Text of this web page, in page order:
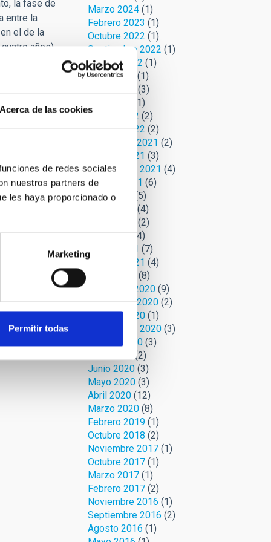
de las cookies
de redes sociales
nuestros partners de
les haya proporcionado o
Marketing
Permitir todas
la fase de
entre la
el de la
años).
lunar y
Marzo 2024(1)
Febrero 2023 (1)
Octubre 2022 (1)
Septiembre 2022 (1)
Agosto 2022 (1)
Junio 2022
(1)
(3)
(1)
Marzo 2022 (2)
Febrero 2022 (2)
Noviembre 2021 (2)
Octubre 2021 (3)
Septiembre 2021 (4)
Agosto 2021 (6)
Julio 2021
(5)
(4)
(2)
Abril 2021(4)
Marzo 2021 (7)
Febrero 2021 (4)
(8)
Diciembre 2020(9)
Noviembre 2020(2)
Octubre 2020(1)
Septiembre 2020(3)
Agosto 2020(3)
(2)
Junio 2020(3)
Mayo 2020(3)
Abril 2020(12)
Marzo 2020(8)
Febrero 2019(1)
Octubre 2018 (2)
Noviembre 2017(1)
Octubre 2017(1)
Marzo 2017(1)
Febrero 2017(2)
Noviembre 2016 (1)
Septiembre 2016 (2)
Agosto 2016 (1)